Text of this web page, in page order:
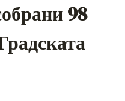
98